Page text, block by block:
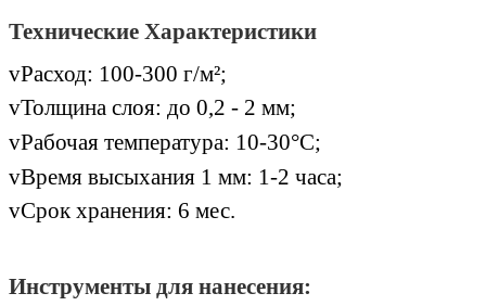
Технические Характеристики
vРасход: 100-300 г/м²;
vТолщина слоя: до 0,2 - 2 мм;
vРабочая температура: 10-30°С;
vВремя высыхания 1 мм: 1-2 часа;
vСрок хранения: 6 мес.
Инструменты для нанесения: